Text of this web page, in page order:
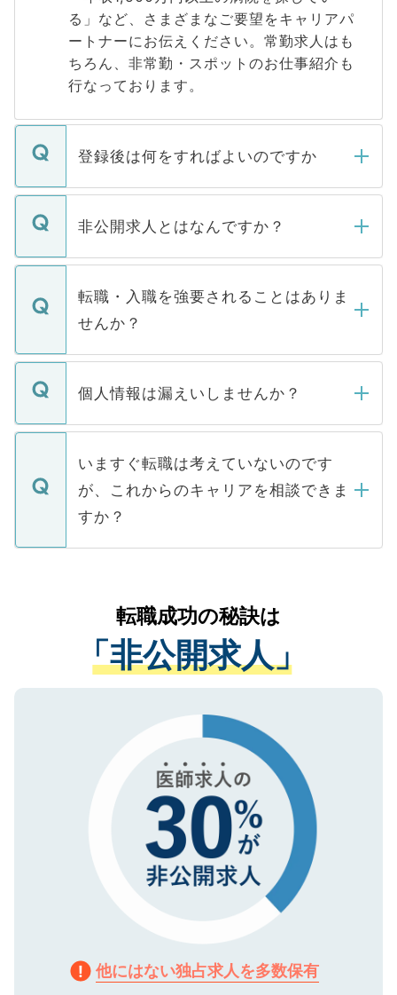
る」など、さまざまなご要望をキャリアパ
ートナーにお伝えください。常勤求人はも
ちろん、非常勤・スポットのお仕事紹介も
行なっております。
登録後は何をすればよいのですか
ご登録いただきましたら、弊社担当者がご
登録内容を確認し、その後メールもしくは
ます。通常、5営業日以内にはご連絡をせて
いただきますので、しばらくお待ちくださ
非公開求人とはなんですか？
マイナビDOCTORで取り扱っている求人の
うち約3割は、Webサイトからご覧いただ
けない「非公開求人」です。非公開求人は
下記の理由によって、一般には公開してい
ません。
■応募殺到を避けるため 人気のある医療機
関を公にしてしまうと、応募が殺到する場
に、医療機関が求める条件に合った人材の
みを人材紹介会社に依頼するケースが増え
ています。
転職・入職を強要されることはありま
せんか？
転職・入職を強要することは一切ありませ
ん。また、仮に応募先から内定をいただい
定を承諾する必要はありません。内定先へ
の辞退の連絡はキャリアパートナーが行い
個人情報は漏えいしませんか？
個人情報が漏えいすることはありませんの
で、ご安心ください。当サイトからの登録
などで収集したご登録者様の個人情報は、
ご本人のキャリアアップおよび転職活動の
支援を目的に使用いたします。お預かりし
ているすべての個人データはご本人の許可
は、個人情報の取り扱いについての厳密な
管理基準を満たした事業者のみに付与され
る、プライバシーマークを取得済みです。
で、機密保持に関してもご安心ください。
いますぐ転職は考えていないのです
が、これからのキャリアを相談できま
すか？
かがいして、現在の医療機関の状況や紹介
経験をまじえながら、適切なアドバイスを
させていただきます。すぐにご転職をされ
ない方には、長期的なサポートが可能です
ので、まずはご登録ください。
転職成功の秘訣は
「非公開求人」
他にはない独占求人を多数保有